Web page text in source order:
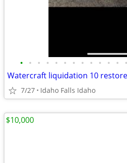
• • • • • • • • • • • • •
Watercraft liquidation 10
7/27 Idaho Falls Idaho
$10,000